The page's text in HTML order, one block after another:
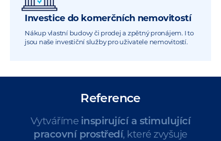
Investice do komerčních nemovitostí
Nákup vlastní budovy či prodej a zpětný pronájem. I to
jsou naše investiční služby pro uživatele nemovitostí.
Reference
Vytváříme inspirující a stimulující
pracovní prostředí, které zvyšuje